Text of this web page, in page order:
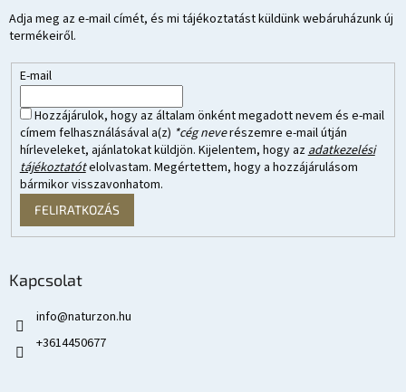
Adja meg az e-mail címét, és mi tájékoztatást küldünk webáruházunk új
termékeiről.
E-mail
Hozzájárulok, hogy az általam önként megadott nevem és e-mail
címem felhasználásával a(z) *cég neverészemre e-mail útján
hírleveleket, ajánlatokat küldjön. Kijelentem, hogy azadatkezelési
tájékoztatótelolvastam. Megértettem, hogy a hozzájárulásom
bármikor visszavonhatom.
FELIRATKOZÁS
Kapcsolat
info@naturzon.hu
+3614450677